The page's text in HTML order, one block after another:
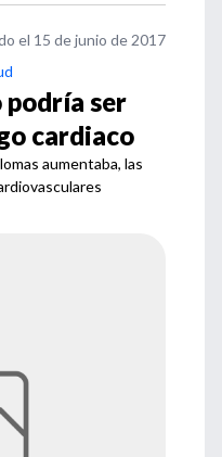
el 15 de junio de 2017
podría ser
cardiaco
aumentaba, las